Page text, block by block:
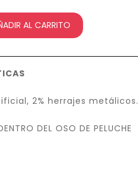
AL CARRITO
2% herrajes metálicos.
DEL OSO DE PELUCHE